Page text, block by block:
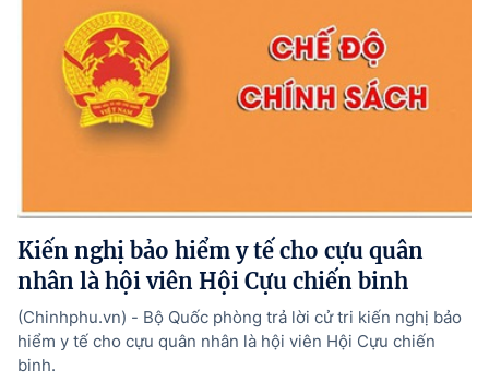
Kiến nghị bảo hiểm y tế cho cựu quân
nhân là hội viên Hội Cựu chiến binh
(Chinhphu.vn) - Bộ Quốc phòng trả lời cử tri kiến nghị bảo
hiểm y tế cho cựu quân nhân là hội viên Hội Cựu chiến
binh.